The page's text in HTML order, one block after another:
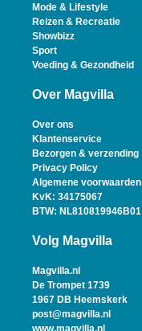
Mode & Lifestyle
Reizen & Recreatie
Showbizz
Sport
Voeding & Gezondheid
Over Magvilla
Over ons
Klantenservice
Bezorgen & verzending
Privacy Policy
Algemene voorwaarden
KvK: 34175067
BTW: NL810819946B01
Volg Magvilla
Magvilla.nl
De Trompet 1739
1967 DB Heemskerk
post@magvilla.nl
www.magvilla.nl